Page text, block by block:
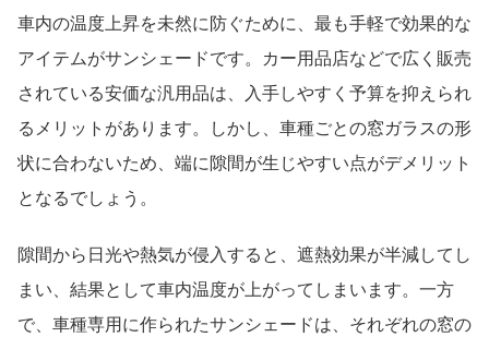
車内の温度上昇を未然に防ぐために、最も手軽で効果的な
アイテムがサンシェードです。カー用品店などで広く販売
されている安価な汎用品は、入手しやすく予算を抑えられ
るメリットがあります。しかし、車種ごとの窓ガラスの形
状に合わないため、端に隙間が生じやすい点がデメリット
となるでしょう。
隙間から日光や熱気が侵入すると、遮熱効果が半減してし
まい、結果として車内温度が上がってしまいます。一方
で、車種専用に作られたサンシェードは、それぞれの窓の